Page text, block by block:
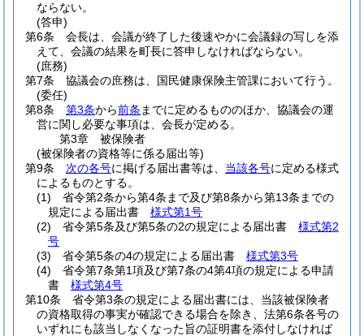
ならない。
(答申)
第6条
会長は、会議が終了した後速やかに会議録の写しを添
えて、会議の結果を町長に答申しなければならない。
(庶務)
第7条
協議会の庶務は、国民健康保険主管課において行う。
(委任)
第8条
第3条から前条 までに定めるもののほか、協議会の運
営に関し必要な事項は、会長が定める。
第3章
被保険者
(被保険者の資格等に係る届出等)
第9条
次の各号に掲げる届出書等は、 当該各号に定める様式
によるものとする。
(1)
省令第2条から第4条まで及び第8条から第13条までの
規定による届出書 様式第1号
(2)
省令第5条及び第5条の2の規定による届出書 様式第2
号
(3)
省令第5条の4の規定による届出書 様式第3号
(4)
省令第7条第1項及び第7条の4第4項の規定による申請
書 様式第4号
第10条
省令第3条の規定による届出書には、当該被保険者
の資格取得の事実が確認できる場合を除き、法第6条各号の
いずれにも該当しなくなった旨の証明書を添付しなければ